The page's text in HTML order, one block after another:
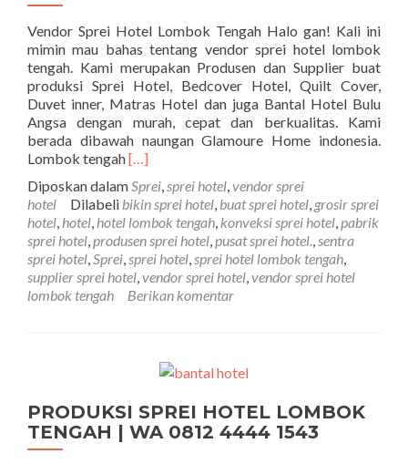
Vendor Sprei Hotel Lombok Tengah Halo gan! Kali ini
mimin mau bahas tentang vendor sprei hotel lombok
tengah. Kami merupakan Produsen dan Supplier buat
produksi Sprei Hotel, Bedcover Hotel, Quilt Cover,
Duvet inner, Matras Hotel dan juga Bantal Hotel Bulu
Angsa dengan murah, cepat dan berkualitas. Kami
berada dibawah naungan Glamoure Home indonesia.
Lombok tengahSelengkapnya tentangVENDOR SPREI
[…]
Diposkan dalamSprei,sprei hotel,vendor sprei
hotel
Dilabeli bikin sprei hotel, buat sprei hotel, grosir sprei
hotel, hotel, hotel lombok tengah, konveksi sprei hotel,pabrik
sprei hotel,produsen sprei hotel,pusat sprei hotel.,sentra
sprei hotel,Sprei,sprei hotel,sprei hotel lombok tengah,
supplier sprei hotel,vendor sprei hotel,vendor sprei hotel
lombok tengah
Berikan komentar
PRODUKSI SPREI HOTEL LOMBOK
TENGAH | WA 0812 4444 1543